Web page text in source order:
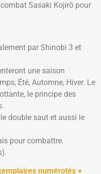
combat Sasaki Kojirō pour
par Shinobi 3 et
une saison
Été, Automne, Hiver. Le
le principe des
double saut et aussi le
pour combattre.
numérotés +